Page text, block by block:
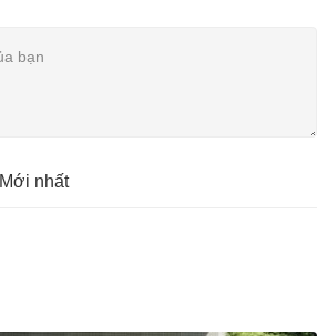
Mới nhất